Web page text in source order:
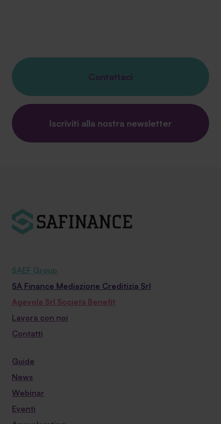
Contattaci
Iscriviti alla nostra newsletter
SAEF Group
SA Finance Mediazione Creditizia Srl
Agevola Srl Società Benefit
Lavora con noi
Contatti
Guide
News
Webinar
Eventi